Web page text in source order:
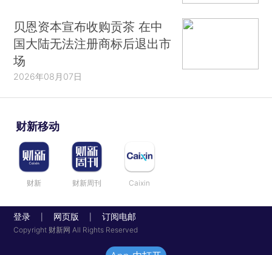
贝恩资本宣布收购贡茶 在中
国大陆无法注册商标后退出市
场
2026年08月07日
财新移动
财新 财新周刊 Caixin
登录 网页版 订阅电邮
Copyright 财新网 All Rights Reserved